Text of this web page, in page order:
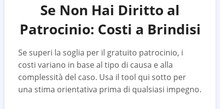
Se Non Hai Diritto al
Patrocinio: Costi a Brindisi
Se superi la soglia per il gratuito patrocinio, i
costi variano in base al tipo di causa e alla
complessità del caso. Usa il tool qui sotto per
una stima orientativa prima di qualsiasi impegno.